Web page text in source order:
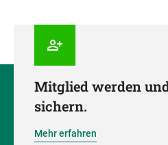
Mitglied werden
sichern.
Mehr erfahren